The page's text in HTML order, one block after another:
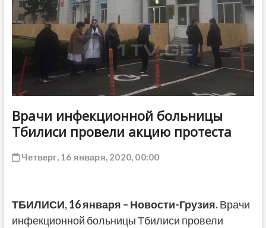
Врачи инфекционной больницы
Тбилиси провели акцию протеста
Четверг, 16 января, 2020, 00:00
ТБИЛИСИ,16 января – Новости-Грузия.Врачи
инфекционной больницы Тбилиси провели